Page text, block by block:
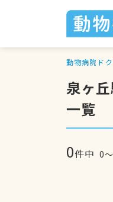
動物病院ド
泉ヶ
一覧
0件中 0